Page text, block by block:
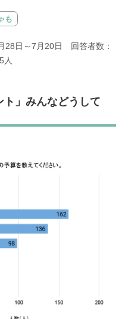
も
28日～7月20日 回答者数：
人
ト」みんなどうして